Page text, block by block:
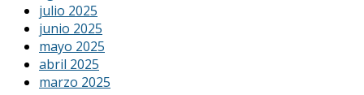
julio 2025
junio 2025
mayo 2025
abril 2025
marzo 2025